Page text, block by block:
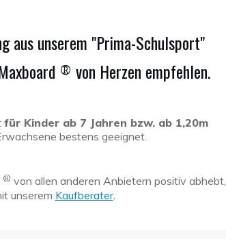
aus unserem "Prima-Schulsport"
® von Herzen empfehlen.
für Kinder ab 7 Jahren bzw. ab 1,20m
bestens geeignet.
® von allen anderen Anbietern positiv abhebt,
unserem Kaufberater.